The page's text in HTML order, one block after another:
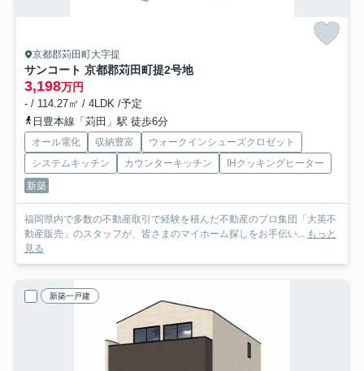
京都郡苅田町大字提
サンコート 京都郡苅田町提2号地
3,198万円
- / 114.27㎡ / 4LDK /予定
日豊本線「苅田」駅 徒歩6分
オール電化 収納豊富
ウォークインシューズクロゼット
システムキッチン
カウンターキッチン
IHクッキングヒーター
新築
福岡県内で多数の不動産取引で経験を積んだ不動産のプロ集団「大英不
動産販売」のスタッフが、皆さまのマイホーム探しをお手伝い... もっと
見る
新築一戸建